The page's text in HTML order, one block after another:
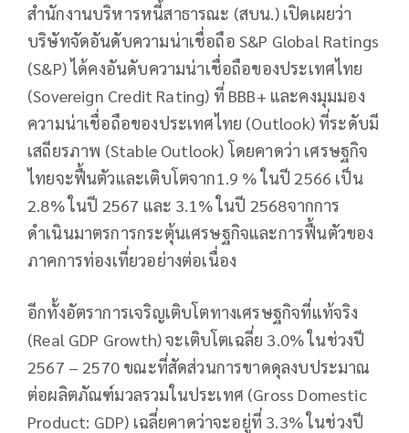
สำนักงานบริหารหนี้สาธารณะ (สบน.) เปิดเผยว่า
บริษัทจัดอันดับความน่าเชื่อถือ S&P Global Ratings
(S&P) ได้คงอันดับความน่าเชื่อถือของประเทศไทย
(Sovereign Credit Rating) ที่ BBB+ และคงมุมมอง
ความน่าเชื่อถือของประเทศไทย (Outlook) ที่ระดับมี
เสถียรภาพ (Stable Outlook) โดยคาดว่า เศรษฐกิจ
ไทยจะฟื้นตัวและเติบโตจาก1.9 % ในปี 2566 เป็น
2.8% ในปี 2567 และ 3.1% ในปี 2568จากการ
ดำเนินมาตรการกระตุ้นเศรษฐกิจและการฟื้นตัวของ
ภาคการท่องเที่ยวอย่างต่อเนื่อง
อีกทั้งอัตราการเจริญเติบโตทางเศรษฐกิจที่แท้จริง
(Real GDP Growth) จะเติบโตเฉลี่ย 3.0% ในช่วงปี
2567 – 2570 ขณะที่สัดส่วนการขาดดุลงบประมาณ
ต่อผลิตภัณฑ์มวลรวมในประเทศ (Gross Domestic
Product: GDP) เฉลี่ยคาดว่าจะอยู่ที่ 3.3% ในช่วงปี